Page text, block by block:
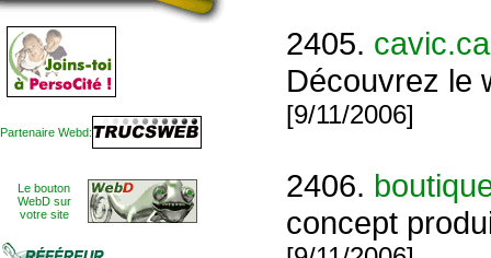
Partenaire Webd:
Le bouton
WebD sur
votre site
2405.
Découvrez le
[9/11/2006]
2406.
concept